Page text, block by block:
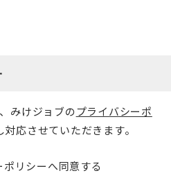
みけジョブのプライバシーポ
応させていただきます。
リシーへ同意する